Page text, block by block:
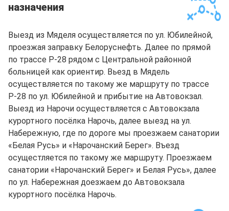
назначения
Выезд из Мяделя осуществляется по ул. Юбилейной,
проезжая заправку Белоруснефть. Далее по прямой
по трассе Р-28 рядом с Центральной районной
больницей как ориентир. Вьезд в Мядель
осуществляется по такому же маршруту по трассе
Р-28 по ул. Юбилейной и прибытие на Автовокзал.
Выезд из Нарочи осуществляется с Автовокзала
курортного посёлка Нарочь, далее выезд на ул.
Набережную, где по дороге мы проезжаем санатории
«Белая Русь» и «Нарочанский Берег». Въезд
осущестляется по такому же маршруту. Проезжаем
санатории «Нарочанский Берег» и Белая Русь», далее
по ул. Набережная доезжаем до Автовокзала
курортного посёлка Нарочь.